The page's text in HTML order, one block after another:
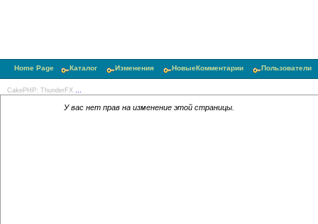
Home Page Каталог Изменения НовыеКомментарии Пользователи
CakePHP: ThunderFX
У вас нет прав на изменение этой страницы.